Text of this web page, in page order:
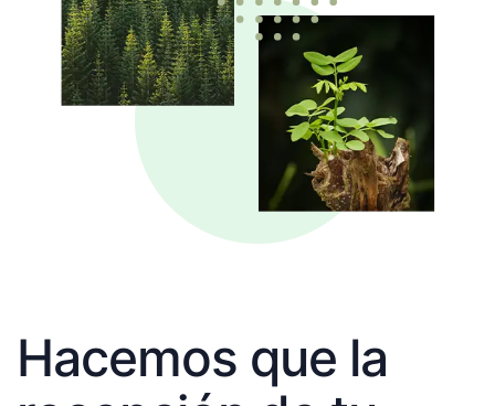
Hacemos que la